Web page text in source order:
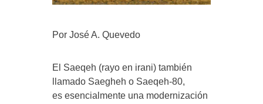
Por José A. Quevedo
El Saeqeh (rayo en irani) también
llamado Saegheh o Saeqeh-80,
es esencialmente una modernización